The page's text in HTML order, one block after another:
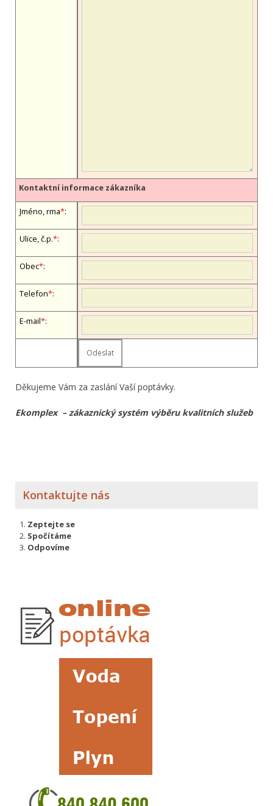
Kontaktní informace zákazníka
Jméno, firma*:
Ulice, č.p.*:
Obec*:
Telefon*:
E-mail*:
Děkujeme Vám za zaslání Vaší poptávky.
Ekomplex – zákaznický systém výběru kvalitních služeb
Kontaktujte nás
Zeptejte se
Spočítáme
Odpovíme